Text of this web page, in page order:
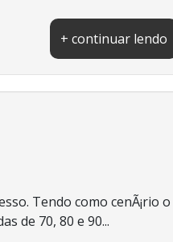
+ continuar lendo
Tendo como cenÃ¡rio o
de 70, 80 e 90...